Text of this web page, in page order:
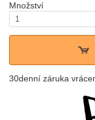
Množství
30denní záruka